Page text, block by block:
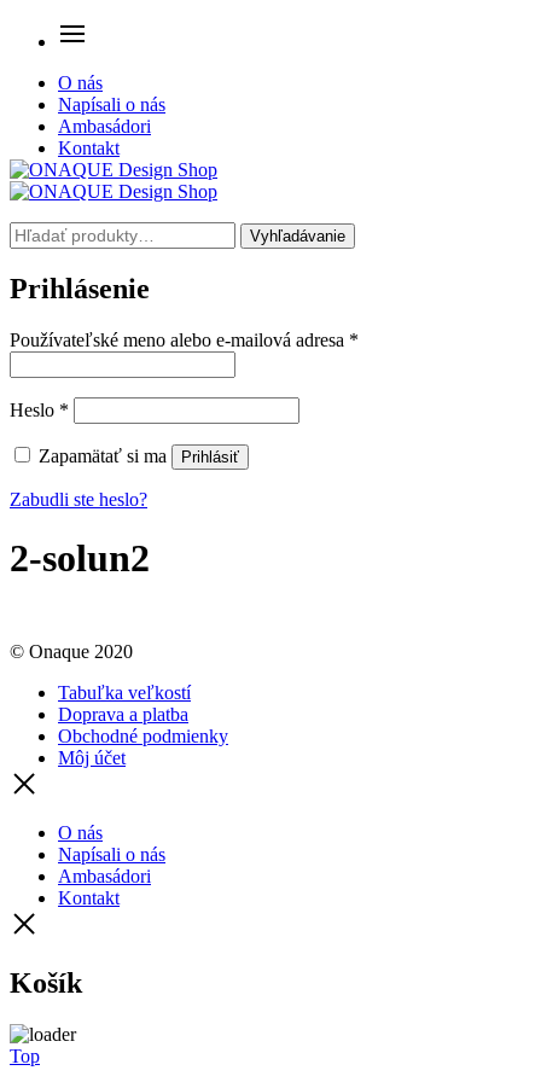
O nás
Napísali o nás
Ambasádori
Kontakt
Hľadať: Vyhľadávanie
Prihlásenie
Používateľské meno alebo e-mailová adresa *
Heslo *
Zapamätať si ma Prihlásiť
Zabudli ste heslo?
2-solun2
© Onaque 2020
Tabuľka veľkostí
Doprava a platba
Obchodné podmienky
Môj účet
O nás
Napísali o nás
Ambasádori
Kontakt
Košík
Top